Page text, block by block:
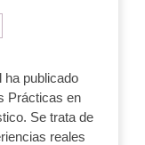
ha publicado
Prácticas en
Se trata de
reales